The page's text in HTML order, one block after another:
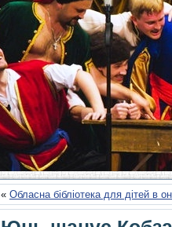
« Обласна бібліотека для дітей в